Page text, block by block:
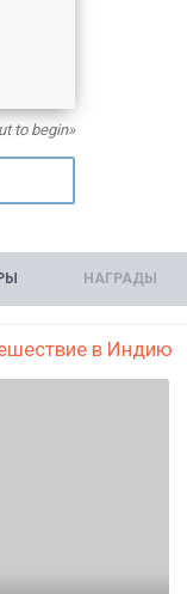
to begin»
НАГРАДЫ
в Индию